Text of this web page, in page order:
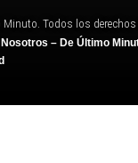
Todos los derechos
– De Último